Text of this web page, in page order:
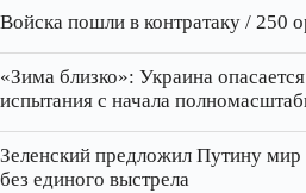
Войска пошли в контратаку / 250
«Зима близко»: Украина
испытания с начала
Зеленский предложил Путину
без единого выстрела